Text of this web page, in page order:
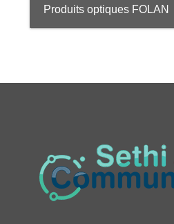
Produits optiques FOLAN